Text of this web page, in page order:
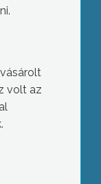
volt az